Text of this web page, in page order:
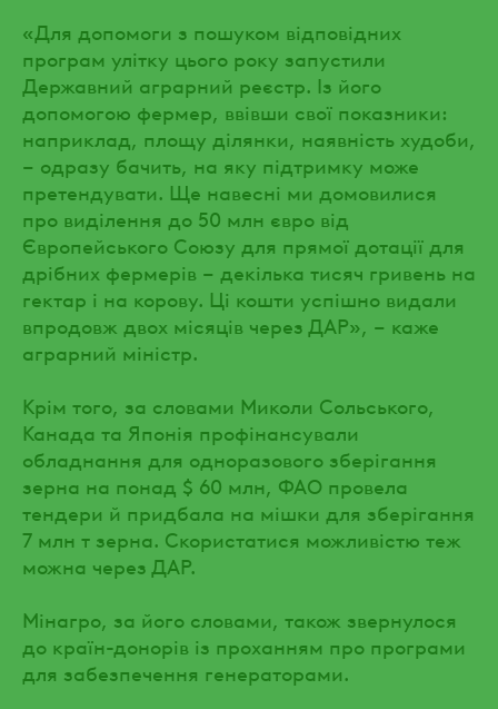
«Для допомоги з пошуком відповідних
програм улітку цього року запустили
Державний аграрний реєстр. Із його
допомогою фермер, ввівши свої показники:
наприклад, площу ділянки, наявність худоби,
– одразу бачить, на яку підтримку може
претендувати. Ще навесні ми домовилися
про виділення до 50 млн євро від
Європейського Союзу для прямої дотації для
дрібних фермерів – декілька тисяч гривень на
гектар і на корову. Ці кошти успішно видали
впродовж двох місяців через ДАР», – каже
аграрний міністр.
Крім того, за словами Миколи Сольського,
Канада та Японія профінансували
обладнання для одноразового зберігання
зерна на понад $ 60 млн, ФАО провела
тендери й придбала на мішки для зберігання
7 млн т зерна. Скористатися можливістю теж
можна через ДАР.
Мінагро, за його словами, також звернулося
до країн-донорів із проханням про програми
для забезпечення генераторами.